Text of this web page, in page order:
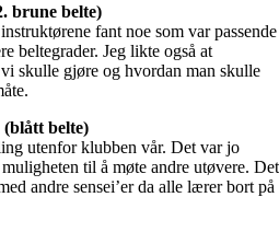
brune belte)
fant noe som var passende
beltegrader. Jeg likte også at
skulle gjøre og hvordan man skulle
belte)
utenfor klubben vår. Det var jo
til å møte andre utøvere. Det
andre sensei’er da alle lærer bort på